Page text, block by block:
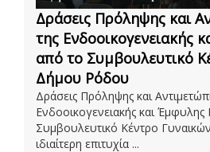
Δράσεις Πρόληψης και
της Ενδοοικογενειακής
από το Συμβουλευτικό
Δήμου Ρόδου
Δράσεις Πρόληψης και
Ενδοοικογενειακής και Έμφυλης
Συμβουλευτικό Κέντρο
ιδιαίτερη επιτυχία ...